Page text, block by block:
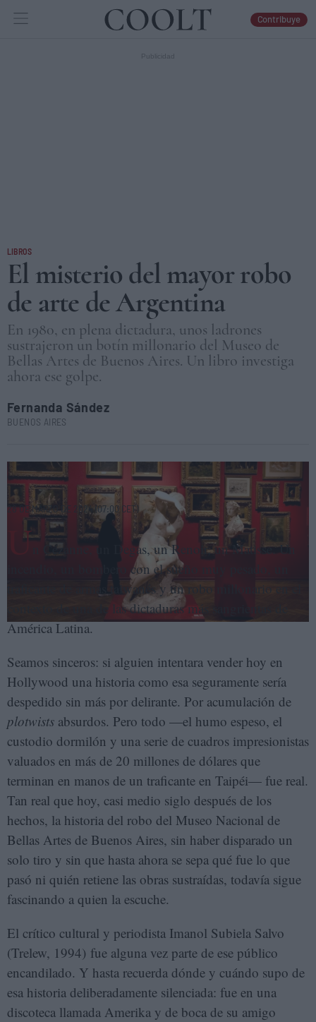
IDEAS
Contribuye
LIBROS
El misterio del mayor robo
de arte de Argentina
En 1980, en plena dictadura, unos ladrones
sustrajeron un botín millonario del Museo de
Bellas Artes de Buenos Aires. Un libro investiga
ahora ese golpe.
Fernanda Sández
BUENOS AIRES
Sala Guerrico del Museo Nacional de Bellas Artes de Buenos Aires.
MNBA
28 DE MARZO DE 2024 (07:00 CET)
U n Cézanne, un Degas, un Renoir, un Matisse. Un
incendio, un bombero con el sueño muy pesado, un
traficante de armas taiwanés y un robo millonario en el
contexto de una de las dictaduras más sangrientas de
América Latina.
Seamos sinceros: si alguien intentara vender hoy en
Hollywood una historia como esa seguramente sería
despedido sin más por delirante. Por acumulación de
plotwists absurdos. Pero todo —el humo espeso, el
custodio dormilón y una serie de cuadros impresionistas
valuados en más de 20 millones de dólares que
terminan en manos de un traficante en Taipéi— fue real.
Tan real que hoy, casi medio siglo después de los
hechos, la historia del robo del Museo Nacional de
Bellas Artes de Buenos Aires, sin haber disparado un
solo tiro y sin que hasta ahora se sepa qué fue lo que
pasó ni quién retiene las obras sustraídas, todavía sigue
fascinando a quien la escuche.
El crítico cultural y periodista Imanol Subiela Salvo
(Trelew, 1994) fue alguna vez parte de ese público
encandilado. Y hasta recuerda dónde y cuándo supo de
esa historia deliberadamente silenciada: fue en una
discoteca llamada Amerika y de boca de su amigo